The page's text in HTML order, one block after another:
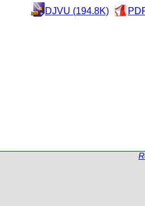
DJVU (194.8K)